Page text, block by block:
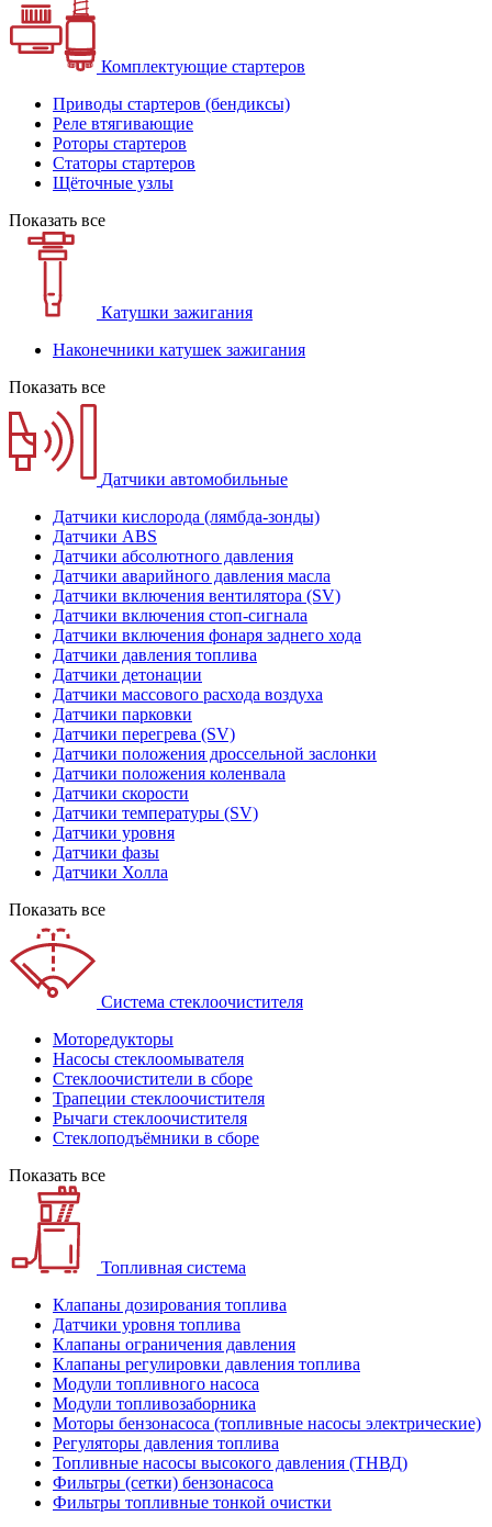
Комплектующие стартеров
Приводы стартеров (бендиксы)
Реле втягивающие
Роторы стартеров
Статоры стартеров
Щёточные узлы
Показать все
Катушки зажигания
Наконечники катушек зажигания
Показать все
Датчики автомобильные
Датчики кислорода (лямбда-зонды)
Датчики ABS
Датчики абсолютного давления
Датчики аварийного давления масла
Датчики включения вентилятора (SV)
Датчики включения стоп-сигнала
Датчики включения фонаря заднего хода
Датчики давления топлива
Датчики детонации
Датчики массового расхода воздуха
Датчики парковки
Датчики перегрева (SV)
Датчики положения дроссельной заслонки
Датчики положения коленвала
Датчики скорости
Датчики температуры (SV)
Датчики уровня
Датчики фазы
Датчики Холла
Показать все
Система стеклоочистителя
Моторедукторы
Насосы стеклоомывателя
Стеклоочистители в сборе
Трапеции стеклоочистителя
Рычаги стеклоочистителя
Стеклоподъёмники в сборе
Показать все
Топливная система
Клапаны дозирования топлива
Датчики уровня топлива
Клапаны ограничения давления
Клапаны регулировки давления топлива
Модули топливного насоса
Модули топливозаборника
Моторы бензонасоса (топливные насосы электрические)
Регуляторы давления топлива
Топливные насосы высокого давления (ТНВД)
Фильтры (сетки) бензонасоса
Фильтры топливные тонкой очистки